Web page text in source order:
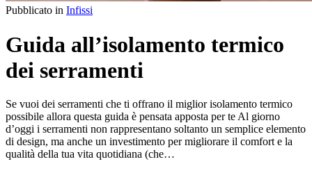
Pubblicato in Infissi
Guida all’isolamento termico
dei serramenti
Se vuoi dei serramenti che ti offrano il miglior isolamento termico
possibile allora questa guida è pensata apposta per te Al giorno
d’oggi i serramenti non rappresentano soltanto un semplice elemento
di design, ma anche un investimento per migliorare il comfort e la
qualità della tua vita quotidiana (che…